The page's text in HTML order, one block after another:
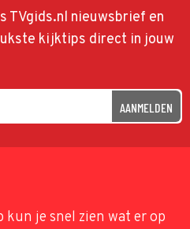
TVgids.nl nieuwsbrief en
kijktips direct in jouw
AANMELDEN
kun je snel zien wat er op